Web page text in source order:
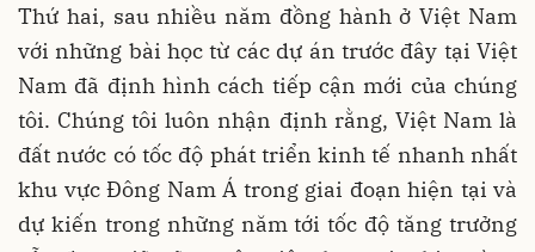
Thứ hai, sau nhiều năm đồng hành ở Việt Nam
với những bài học từ các dự án trước đây tại Việt
Nam đã định hình cách tiếp cận mới của chúng
tôi. Chúng tôi luôn nhận định rằng, Việt Nam là
đất nước có tốc độ phát triển kinh tế nhanh nhất
khu vực Đông Nam Á trong giai đoạn hiện tại và
dự kiến trong những năm tới tốc độ tăng trưởng